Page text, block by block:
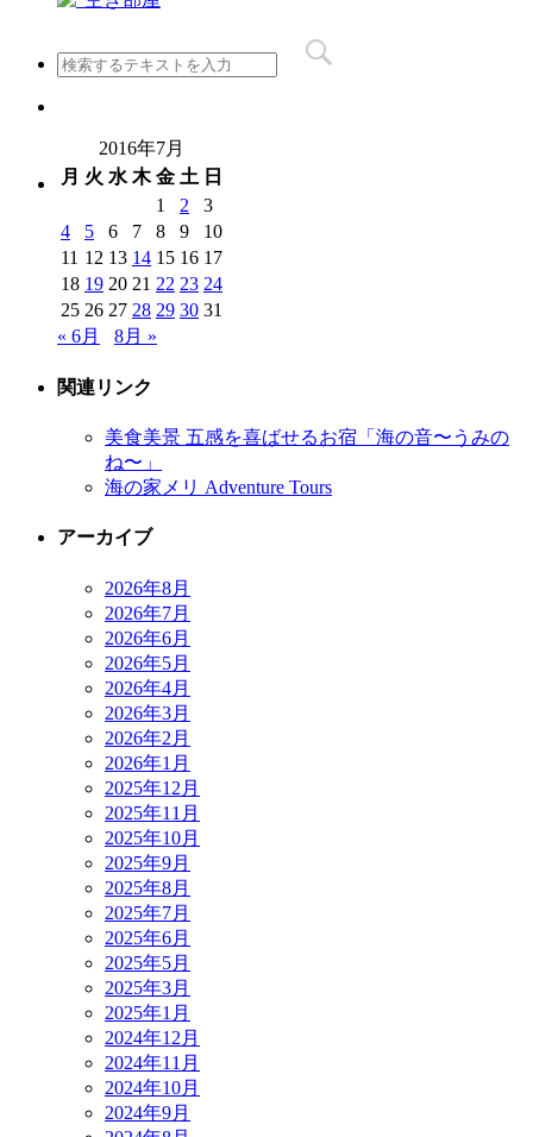
2016年7月
月 火 水 木 金 土 日
1
2
3
4
5 6 7 8 9
10
11 12 13 14 15 16 17
18 19 20 21 22 23 24
25 26 27 28 29 30 31
« 6月
8月 »
関連リンク
美食美景 五感を喜ばせるお宿「海の音〜うみの
ね〜」
海の家メリ Adventure Tours
アーカイブ
2026年8月
2026年7月
2026年6月
2026年5月
2026年4月
2026年3月
2026年2月
2026年1月
2025年12月
2025年11月
2025年10月
2025年9月
2025年8月
2025年7月
2025年6月
2025年5月
2025年3月
2025年1月
2024年12月
2024年11月
2024年10月
2024年9月